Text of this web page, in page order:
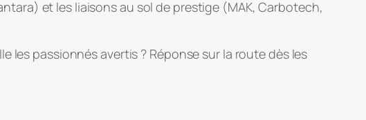
et les liaisons au sol de prestige (MAK, Carbotech,
passionnés avertis ? Réponse sur la route dès les